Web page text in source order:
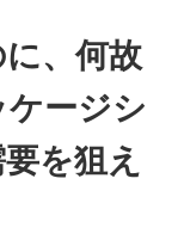
、何故
ージシ
を狙え